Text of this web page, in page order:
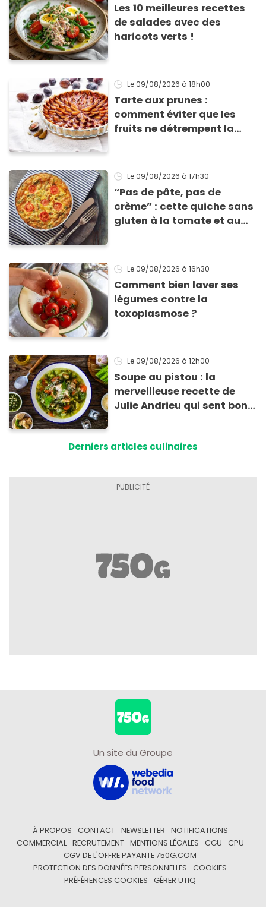
Les 10 meilleures recettes
de salades avec des
haricots verts !
Le 09/08/2026 à 18h00
Tarte aux prunes :
comment éviter que les
fruits ne détrempent la
Le 09/08/2026 à 17h30
“Pas de pâte, pas de
crème” : cette quiche sans
gluten à la tomate et au
Le 09/08/2026 à 16h30
Comment bien laver ses
légumes contre la
toxoplasmose ?
Le 09/08/2026 à 12h00
Soupe au pistou : la
merveilleuse recette de
Julie Andrieu qui sent bon
Derniers articles culinaires
Un site du Groupe
À PROPOS CONTACT NEWSLETTER
NOTIFICATIONS
COMMERCIAL
RECRUTEMENT MENTIONS LÉGALES CGU
CPU
CGV DE L'OFFRE PAYANTE 750G.COM
PROTECTION DES DONNÉES PERSONNELLES
COOKIES
PRÉFÉRENCES COOKIES
GÉRER UTIQ